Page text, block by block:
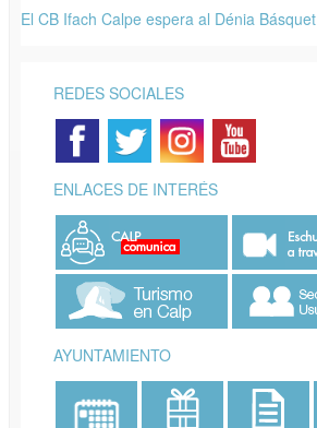
El CB Ifach Calpe espera al Dénia Básquet
REDES SOCIALES
ENLACES DE INTERÉS
AYUNTAMIENTO